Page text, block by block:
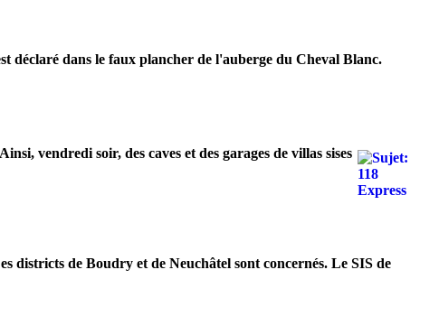
déclaré dans le faux plancher de l'auberge du Cheval Blanc.
vendredi soir, des caves et des garages de villas sises
districts de Boudry et de Neuchâtel sont concernés. Le SIS de